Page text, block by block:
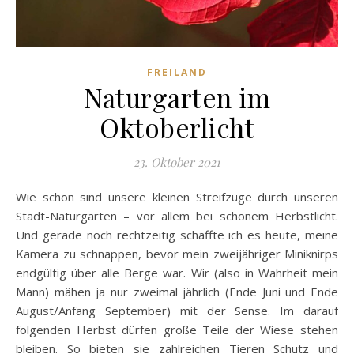
FREILAND
Naturgarten im
Oktoberlicht
23. Oktober 2021
Wie schön sind unsere kleinen Streifzüge durch unseren
Stadt-Naturgarten – vor allem bei schönem Herbstlicht.
Und gerade noch rechtzeitig schaffte ich es heute, meine
Kamera zu schnappen, bevor mein zweijähriger Miniknirps
endgültig über alle Berge war. Wir (also in Wahrheit mein
Mann) mähen ja nur zweimal jährlich (Ende Juni und Ende
August/Anfang September) mit der Sense. Im darauf
folgenden Herbst dürfen große Teile der Wiese stehen
bleiben. So bieten sie zahlreichen Tieren Schutz und